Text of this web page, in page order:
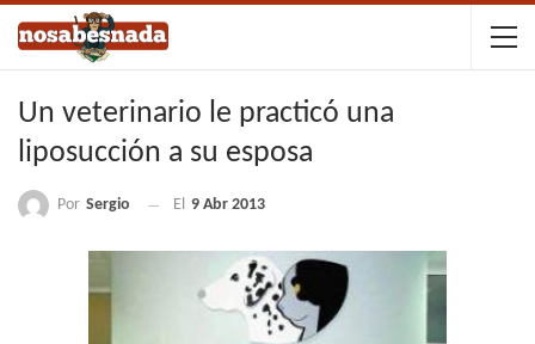
Un veterinario le practicó una
liposucción a su esposa
Por Sergio El 9 Abr 2013